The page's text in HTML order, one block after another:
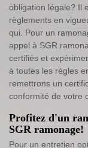
obligation légale? Il
règlements en
qui. Pour un
appel à SGR
certifiés et
à toutes les règles
remettrons un
conformité de votre
Profitez d'un
SGR ramonage!
Pour un entretien